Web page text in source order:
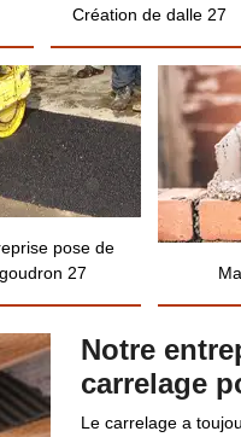
Création de dalle 27
pose de
goudron 27
Notre
carrelage
Le carrelage a